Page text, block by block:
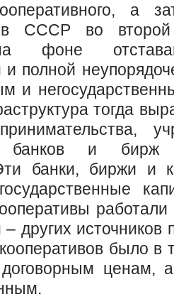
а
в СССР во
фоне
и полной
и
тогда
банков и бирж
банки, биржи и
– других
было в
ценам, а